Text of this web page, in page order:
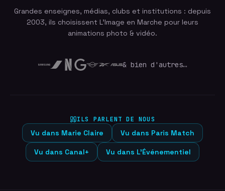
Grandes enseignes, médias, clubs et institutions : depuis
2003, ils choisissent L'Image en Marche pour leurs
animations photo & vidéo.
& bien d'autres…
ILS PARLENT DE NOUS
Vu dans Marie Claire Vu dans Paris Match
Vu dans Canal+ Vu dans L'Événementiel